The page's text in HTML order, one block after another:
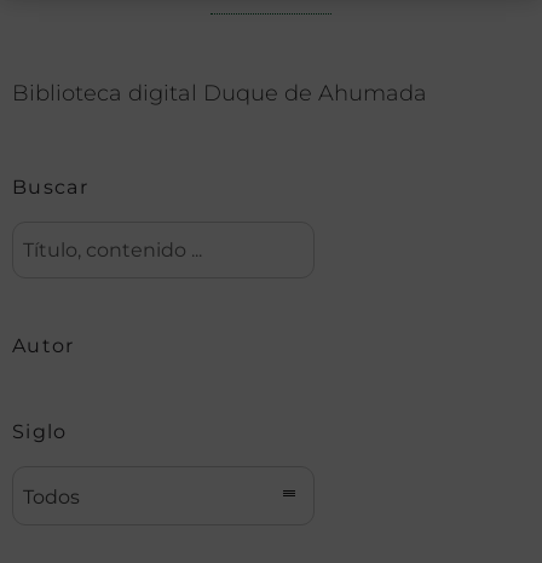
Biblioteca digital Duque de Ahumada
Buscar
Autor
Siglo
Todos